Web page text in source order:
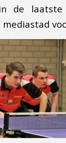
de laatste